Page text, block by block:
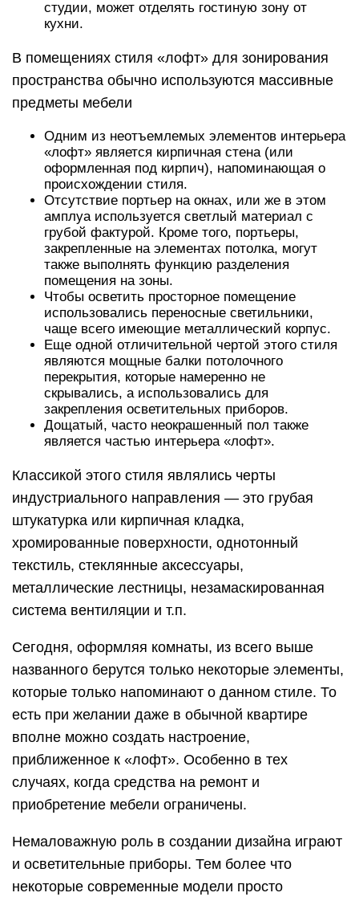
студии, может отделять гостиную зону от
кухни.
В помещениях стиля «лофт» для зонирования
пространства обычно используются массивные
предметы мебели
Одним из неотъемлемых элементов интерьера
«лофт» является кирпичная стена (или
оформленная под кирпич), напоминающая о
происхождении стиля.
Отсутствие портьер на окнах, или же в этом
амплуа используется светлый материал с
грубой фактурой. Кроме того, портьеры,
закрепленные на элементах потолка, могут
также выполнять функцию разделения
помещения на зоны.
Чтобы осветить просторное помещение
использовались переносные светильники,
чаще всего имеющие металлический корпус.
Еще одной отличительной чертой этого стиля
являются мощные балки потолочного
перекрытия, которые намеренно не
скрывались, а использовались для
закрепления осветительных приборов.
Дощатый, часто неокрашенный пол также
является частью интерьера «лофт».
Классикой этого стиля являлись черты
индустриального направления — это грубая
штукатурка или кирпичная кладка,
хромированные поверхности, однотонный
текстиль, стеклянные аксессуары,
металлические лестницы, незамаскированная
система вентиляции и т.п.
Сегодня, оформляя комнаты, из всего выше
названного берутся только некоторые элементы,
которые только напоминают о данном стиле. То
есть при желании даже в обычной квартире
вполне можно создать настроение,
приближенное к «лофт». Особенно в тех
случаях, когда средства на ремонт и
приобретение мебели ограничены.
Немаловажную роль в создании дизайна играют
и осветительные приборы. Тем более что
некоторые современные модели просто